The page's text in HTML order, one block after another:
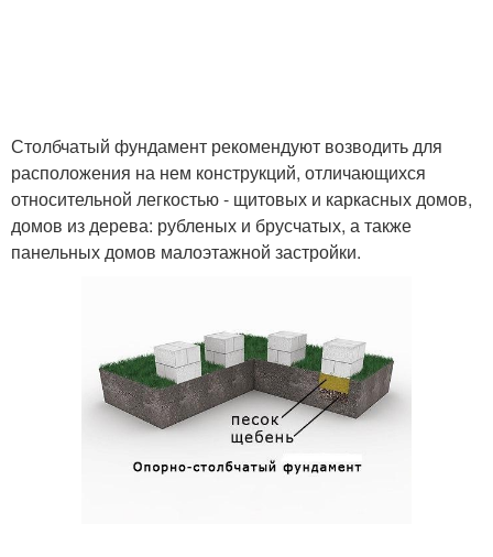
Столбчатый фундамент рекомендуют возводить для
расположения на нем конструкций, отличающихся
относительной легкостью - щитовых и каркасных домов,
домов из дерева: рубленых и брусчатых, а также
панельных домов малоэтажной застройки.